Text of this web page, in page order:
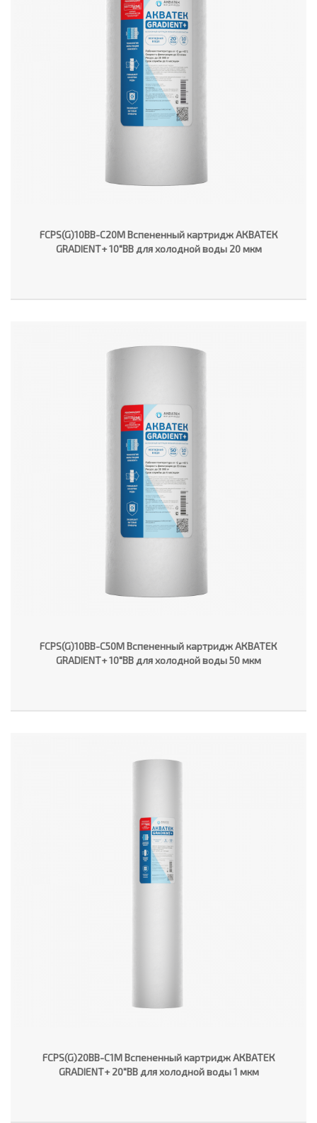
FCPS(G)10BB-C20M Вспененный картридж АКВАТЕК
GRADIENT+ 10"ВВ для холодной воды 20 мкм
FCPS(G)10BB-C50M Вспененный картридж АКВАТЕК
GRADIENT+ 10"ВВ для холодной воды 50 мкм
FCPS(G)20BB-C1M Вспененный картридж АКВАТЕК
GRADIENT+ 20"ВВ для холодной воды 1 мкм